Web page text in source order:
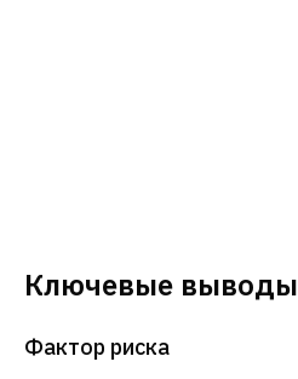
Ключевые выводы
Фактор риска